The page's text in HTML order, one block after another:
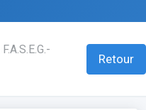
F.A.S.E.G.-
Retour